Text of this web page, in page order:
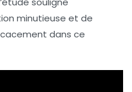
minutieuse et de
dans ce